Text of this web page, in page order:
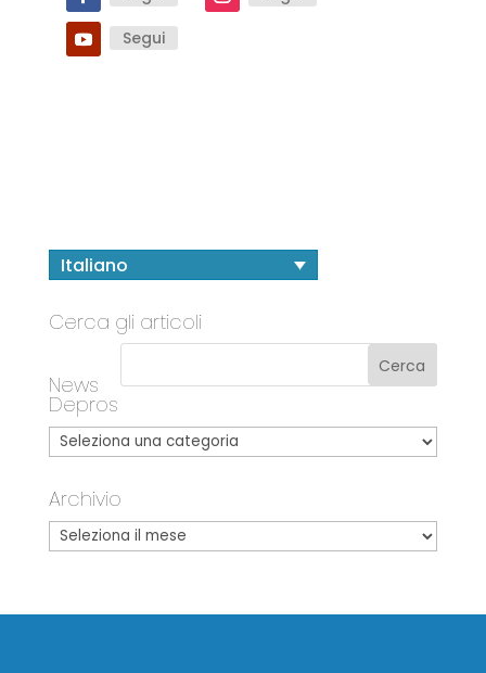
Segui
Italiano
Cerca gli articoli
News
Depros
Archivio